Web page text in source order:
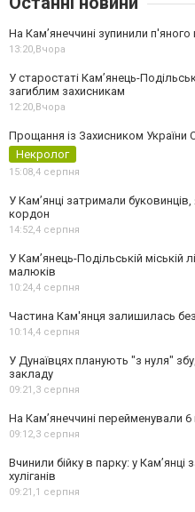
На Камʼянеччині зупинили п'яного
13:20,Вчора
У старостаті Кам’янець-
загиблим захисникам
12:20,Вчора
Прощання із Захисником України
Некролог
15:08,4 серпня
У Кам’янці затримали буковинців,
кордон
14:52,4 серпня
У Кам’янець-Подільській міській
малюків
10:24,4 серпня
Частина Кам'янця залишилась
10:14,4 серпня
У Дунаївцях планують "з нуля"
закладу
09:21,3 серпня
На Камʼянеччині перейменували 6
09:12,3 серпня
Вчинили бійку в парку: у
хуліганів
09:21,1 серпня